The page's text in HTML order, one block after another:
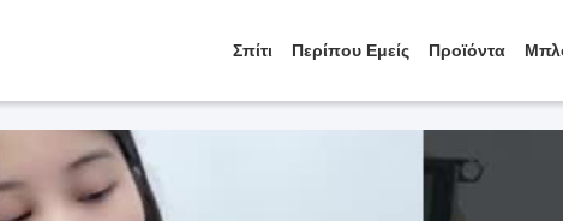
Σπίτι Περίπου Εμείς Προϊόντα